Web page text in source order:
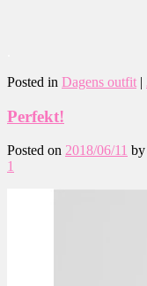
Posted in Dagens outfit |
Perfekt!
Posted on 2018/06/11 by
1